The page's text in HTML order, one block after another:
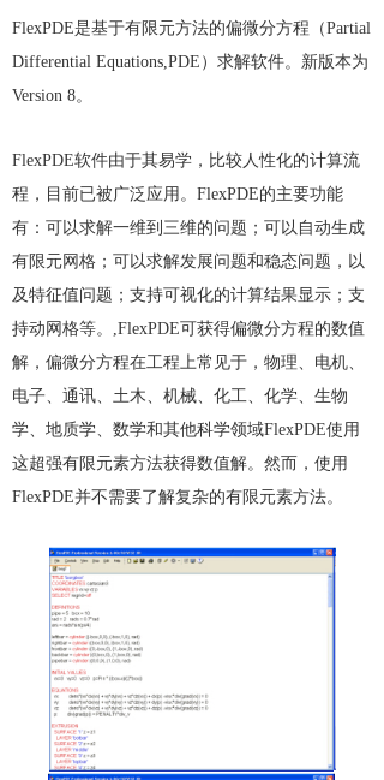
FlexPDE是基于有限元方法的偏微分方程（Partial
Differential Equations,PDE）求解软件。新版本为
Version 8。
FlexPDE软件由于其易学，比较人性化的计算流
程，目前已被广泛应用。FlexPDE的主要功能
有：可以求解一维到三维的问题；可以自动生成
有限元网格；可以求解发展问题和稳态问题，以
及特征值问题；支持可视化的计算结果显示；支
持动网格等。,FlexPDE可获得偏微分方程的数值
解，偏微分方程在工程上常见于，物理、电机、
电子、通讯、土木、机械、化工、化学、生物
学、地质学、数学和其他科学领域FlexPDE使用
这超强有限元素方法获得数值解。然而，使用
FlexPDE并不需要了解复杂的有限元素方法。